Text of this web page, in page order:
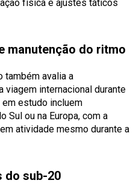
física e ajustes táticos
manutenção do ritmo
também avalia a
internacional durante
estudo incluem
Sul ou na Europa, com a
atividade mesmo durante a
do sub-20